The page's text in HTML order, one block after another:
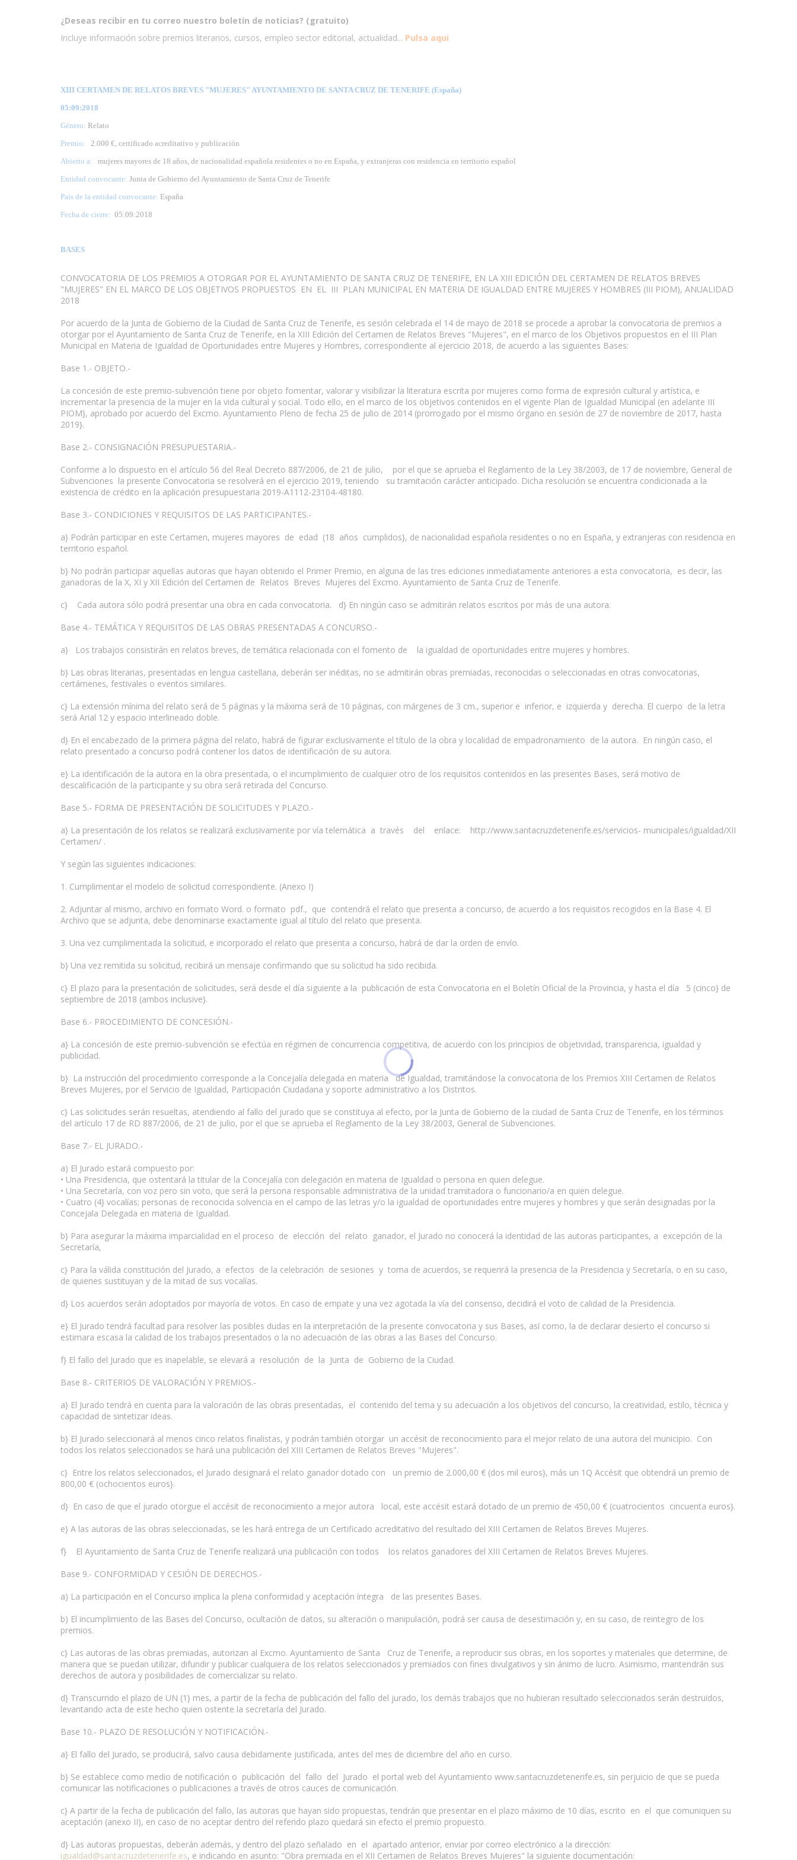
¿Deseas recibir en tu correo nuestro boletín de noticias? (gratuito)
Incluye información sobre premios literarios, cursos, empleo sector editorial, actualidad... Pulsa aqui
XIII CERTAMEN DE RELATOS BREVES "MUJERES" AYUNTAMIENTO DE SANTA CRUZ DE TENERIFE (España)
05:09:2018
Género: Relato
Premio:
2.000 €, certificado acreditativo y publicación
Abierto a: mujeres mayores de 18 años, de nacionalidad española residentes o no en España, y extranjeras con residencia en territorio español
Entidad convocante: Junta de Gobierno del Ayuntamiento de Santa Cruz de Tenerife
País de la entidad convocante: España
Fecha de cierre: 05:09:2018
BASES
CONVOCATORIA DE LOS PREMIOS A OTORGAR POR EL AYUNTAMIENTO DE SANTA CRUZ DE TENERIFE, EN LA XIII EDICIÓN DEL CERTAMEN DE RELATOS BREVES
"MUJERES" EN EL MARCO DE LOS OBJETIVOS PROPUESTOS EN EL III PLAN MUNICIPAL EN MATERIA DE IGUALDAD ENTRE MUJERES Y HOMBRES (III PIOM), ANUALIDAD
2018
Por acuerdo de la Junta de Gobierno de la Ciudad de Santa Cruz de Tenerife, es sesión celebrada el 14 de mayo de 2018 se procede a aprobar la convocatoria de premios a
otorgar por el Ayuntamiento de Santa Cruz de Tenerife, en la XIII Edición del Certamen de Relatos Breves "Mujeres", en el marco de los Objetivos propuestos en el III Plan
Municipal en Materia de Igualdad de Oportunidades entre Mujeres y Hombres, correspondiente al ejercicio 2018, de acuerdo a las siguientes Bases:
Base 1.- OBJETO.-
La concesión de este premio-subvención tiene por objeto fomentar, valorar y visibilizar la literatura escrita por mujeres como forma de expresión cultural y artística, e
incrementar la presencia de la mujer en la vida cultural y social. Todo ello, en el marco de los objetivos contenidos en el vigente Plan de Igualdad Municipal (en adelante III
PIOM}, aprobado por acuerdo del Excmo. Ayuntamiento Pleno de fecha 25 de julio de 2014 (prorrogado por el mismo órgano en sesión de 27 de noviembre de 2017, hasta
2019}.
Base 2.- CONSIGNACIÓN PRESUPUESTARIA.-
Conforme a lo dispuesto en el artículo 56 del Real Decreto 887/2006, de 21 de julio, por el que se aprueba el Reglamento de la Ley 38/2003, de 17 de noviembre, General de
Subvenciones la presente Convocatoria se resolverá en el ejercicio 2019, teniendo su tramitación carácter anticipado. Dicha resolución se encuentra condicionada a la
existencia de crédito en la aplicación presupuestaria 2019-A1112-23104-48180.
Base 3.- CONDICIONES Y REQUISITOS DE LAS PARTICIPANTES.-
a} Podrán participar en este Certamen, mujeres mayores de edad (18 años cumplidos}, de nacionalidad española residentes o no en España, y extranjeras con residencia en
territorio español.
b} No podrán participar aquellas autoras que hayan obtenido el Primer Premio, en alguna de las tres ediciones inmediatamente anteriores a esta convocatoria, es decir, las
ganadoras de la X, XI y XII Edición del Certamen de Relatos Breves Mujeres del Excmo. Ayuntamiento de Santa Cruz de Tenerife.
c} Cada autora sólo podrá presentar una obra en cada convocatoria. d} En ningún caso se admitirán relatos escritos por más de una autora.
Base 4.- TEMÁTICA Y REQUISITOS DE LAS OBRAS PRESENTADAS A CONCURSO.-
a} Los trabajos consistirán en relatos breves, de temática relacionada con el fomento de la igualdad de oportunidades entre mujeres y hombres.
b} Las obras literarias, presentadas en lengua castellana, deberán ser inéditas, no se admitirán obras premiadas, reconocidas o seleccionadas en otras convocatorias,
certámenes, festivales o eventos similares.
c} La extensión mínima del relato será de 5 páginas y la máxima será de 10 páginas, con márgenes de 3 cm., superior e inferior, e izquierda y derecha. El cuerpo de la letra
será Arial 12 y espacio interlineado doble.
d} En el encabezado de la primera página del relato, habrá de figurar exclusivamente el título de la obra y localidad de empadronamiento de la autora. En ningún caso, el
relato presentado a concurso podrá contener los datos de identificación de su autora.
e} La identificación de la autora en la obra presentada, o el incumplimiento de cualquier otro de los requisitos contenidos en las presentes Bases, será motivo de
descalificación de la participante y su obra será retirada del Concurso.
Base 5.- FORMA DE PRESENTACIÓN DE SOLICITUDES Y PLAZO.-
a} La presentación de los relatos se realizará exclusivamente por vía telemática a través del enlace: http://www.santacruzdetenerife.es/servicios- municipales/igualdad/XII
Certamen/ .
Y según las siguientes indicaciones:
1. Cumplimentar el modelo de solicitud correspondiente. (Anexo I)
2. Adjuntar al mismo, archivo en formato Word. o formato pdf., que contendrá el relato que presenta a concurso, de acuerdo a los requisitos recogidos en la Base 4. El
Archivo que se adjunta, debe denominarse exactamente igual al título del relato que presenta.
3. Una vez cumplimentada la solicitud, e incorporado el relato que presenta a concurso, habrá de dar la orden de envío.
b} Una vez remitida su solicitud, recibirá un mensaje confirmando que su solicitud ha sido recibida.
c} El plazo para la presentación de solicitudes, será desde el día siguiente a la publicación de esta Convocatoria en el Boletín Oficial de la Provincia, y hasta el día 5 (cinco} de
septiembre de 2018 (ambos inclusive}.
Base 6.- PROCEDIMIENTO DE CONCESIÓN.-
a} La concesión de este premio-subvención se efectúa en régimen de concurrencia competitiva, de acuerdo con los principios de objetividad, transparencia, igualdad y
publicidad.
b} La instrucción del procedimiento corresponde a la Concejalía delegada en materia de Igualdad, tramitándose la convocatoria de los Premios XIII Certamen de Relatos
Breves Mujeres, por el Servicio de Igualdad, Participación Ciudadana y soporte administrativo a los Distritos.
c} Las solicitudes serán resueltas, atendiendo al fallo del jurado que se constituya al efecto, por la Junta de Gobierno de la ciudad de Santa Cruz de Tenerife, en los términos
del artículo 17 de RD 887/2006, de 21 de julio, por el que se aprueba el Reglamento de la Ley 38/2003, General de Subvenciones.
Base 7.- EL JURADO.-
a) El Jurado estará compuesto por:
• Una Presidencia, que ostentará la titular de la Concejalía con delegación en materia de Igualdad o persona en quien delegue.
• Una Secretaría, con voz pero sin voto, que será la persona responsable administrativa de la unidad tramitadora o funcionario/a en quien delegue.
• Cuatro (4} vocalías; personas de reconocida solvencia en el campo de las letras y/o la igualdad de oportunidades entre mujeres y hombres y que serán designadas por la
Concejala Delegada en materia de Igualdad.
b} Para asegurar la máxima imparcialidad en el proceso de elección del relato ganador, el Jurado no conocerá la identidad de las autoras participantes, a excepción de la
Secretaría,
c} Para la válida constitución del Jurado, a efectos de la celebración de sesiones y toma de acuerdos, se requerirá la presencia de la Presidencia y Secretaría, o en su caso,
de quienes sustituyan y de la mitad de sus vocalías.
d} Los acuerdos serán adoptados por mayoría de votos. En caso de empate y una vez agotada la vía del consenso, decidirá el voto de calidad de la Presidencia.
e} El Jurado tendrá facultad para resolver las posibles dudas en la interpretación de la presente convocatoria y sus Bases, así como, la de declarar desierto el concurso si
estimara escasa la calidad de los trabajos presentados o la no adecuación de las obras a las Bases del Concurso.
f} El fallo del Jurado que es inapelable, se elevará a resolución de la Junta de Gobierno de la Ciudad.
Base 8.- CRITERIOS DE VALORACIÓN Y PREMIOS.-
a} El Jurado tendrá en cuenta para la valoración de las obras presentadas, el contenido del tema y su adecuación a los objetivos del concurso, la creatividad, estilo, técnica y
capacidad de sintetizar ideas.
b} El Jurado seleccionará al menos cinco relatos finalistas, y podrán también otorgar un accésit de reconocimiento para el mejor relato de una autora del municipio. Con
todos los relatos seleccionados se hará una publicación del XIII Certamen de Relatos Breves "Mujeres".
c} Entre los relatos seleccionados, el Jurado designará el relato ganador dotado con un premio de 2.000,00 € (dos mil euros}, más un 1Q Accésit que obtendrá un premio de
800,00 € (ochocientos euros}.
d} En caso de que el jurado otorgue el accésit de reconocimiento a mejor autora local, este accésit estará dotado de un premio de 450,00 € (cuatrocientos cincuenta euros}.
e} A las autoras de las obras seleccionadas, se les hará entrega de un Certificado acreditativo del resultado del XIII Certamen de Relatos Breves Mujeres.
f} El Ayuntamiento de Santa Cruz de Tenerife realizará una publicación con todos los relatos ganadores del XIII Certamen de Relatos Breves Mujeres.
Base 9.- CONFORMIDAD Y CESIÓN DE DERECHOS.-
a) La participación en el Concurso implica la plena conformidad y aceptación íntegra de las presentes Bases.
b) El incumplimiento de las Bases del Concurso, ocultación de datos, su alteración o manipulación, podrá ser causa de desestimación y, en su caso, de reintegro de los
premios.
c} Las autoras de las obras premiadas, autorizan al Excmo. Ayuntamiento de Santa Cruz de Tenerife, a reproducir sus obras, en los soportes y materiales que determine, de
manera que se puedan utilizar, difundir y publicar cualquiera de los relatos seleccionados y premiados con fines divulgativos y sin ánimo de lucro. Asimismo, mantendrán sus
derechos de autora y posibilidades de comercializar su relato.
d} Transcurrido el plazo de UN (1} mes, a partir de la fecha de publicación del fallo del jurado, los demás trabajos que no hubieran resultado seleccionados serán destruidos,
levantando acta de este hecho quien ostente la secretaría del Jurado.
Base 10.- PLAZO DE RESOLUCIÓN Y NOTIFICACIÓN.-
a} El fallo del Jurado, se producirá, salvo causa debidamente justificada, antes del mes de diciembre del año en curso.
b} Se establece como medio de notificación o publicación del fallo del Jurado el portal web del Ayuntamiento www.santacruzdetenerife.es, sin perjuicio de que se pueda
comunicar las notificaciones o publicaciones a través de otros cauces de comunicación.
c} A partir de la fecha de publicación del fallo, las autoras que hayan sido propuestas, tendrán que presentar en el plazo máximo de 10 días, escrito en el que comuniquen su
aceptación (anexo II), en caso de no aceptar dentro del referido plazo quedará sin efecto el premio propuesto.
d} Las autoras propuestas, deberán además, y dentro del plazo señalado en el apartado anterior, enviar por correo electrónico a la dirección:
igualdad@santacruzdetenerife.es, e indicando en asunto: "Obra premiada en el XII Certamen de Relatos Breves Mujeres" la siguiente documentación: